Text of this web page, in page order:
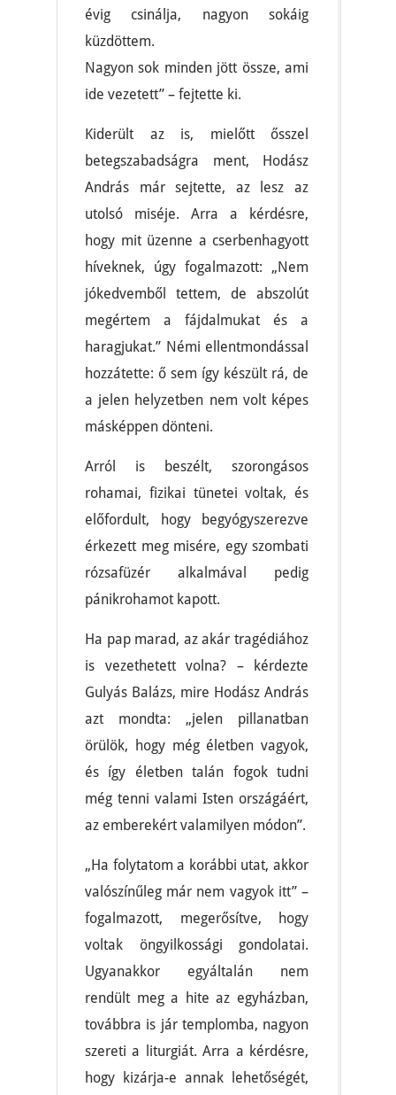
évig csinálja, nagyon sokáig
küzdöttem.
Nagyon sok minden jött össze, ami
ide vezetett” – fejtette ki.
Kiderült az is, mielőtt ősszel
betegszabadságra ment, Hodász
András már sejtette, az lesz az
utolsó miséje. Arra a kérdésre,
hogy mit üzenne a cserbenhagyott
híveknek, úgy fogalmazott: „Nem
jókedvemből tettem, de abszolút
megértem a fájdalmukat és a
haragjukat.” Némi ellentmondással
hozzátette: ő sem így készült rá, de
a jelen helyzetben nem volt képes
másképpen dönteni.
Arról is beszélt, szorongásos
rohamai, fizikai tünetei voltak, és
előfordult, hogy begyógyszerezve
érkezett meg misére, egy szombati
rózsafüzér alkalmával pedig
pánikrohamot kapott.
Ha pap marad, az akár tragédiához
is vezethetett volna? – kérdezte
Gulyás Balázs, mire Hodász András
azt mondta: „jelen pillanatban
örülök, hogy még életben vagyok,
és így életben talán fogok tudni
még tenni valami Isten országáért,
az emberekért valamilyen módon”.
„Ha folytatom a korábbi utat, akkor
valószínűleg már nem vagyok itt” –
fogalmazott, megerősítve, hogy
voltak öngyilkossági gondolatai.
Ugyanakkor egyáltalán nem
rendült meg a hite az egyházban,
továbbra is jár templomba, nagyon
szereti a liturgiát. Arra a kérdésre,
hogy kizárja-e annak lehetőségét,